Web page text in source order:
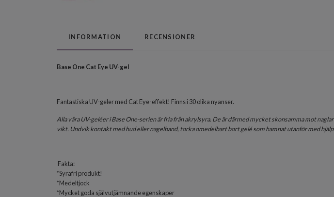
INFORMATION RECENSIONER
Base One Cat Eye UV-gel
Fantastiska UV-geler med Cat Eye-effekt! Finns i 30 olika nyanser.
Alla våra UV-geléer i Base One-serien är fria från akrylsyra. De är därmed mycket skonsamma mot
vikt. Undvik kontakt med hud eller nagelband, torka omedelbart bort gelé som hamnat utanför med hjälp
Fakta:
*Syrafri produkt!
*Medeltjock
*Mycket goda självutjämnande egenskaper